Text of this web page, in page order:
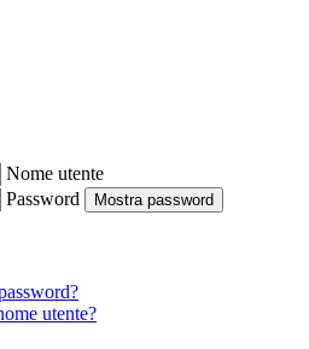
Nome utente
Password
Mostra password
utente?